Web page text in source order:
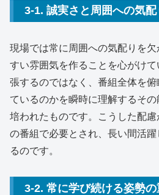
3-1. 誠実さと周囲への気配
現場では常に周囲への気配りを
すい雰囲気を作ることを心がけ
張するのではなく、番組全体を
ているのかを瞬時に理解するそ
培われたものです。こうした配慮
の番組で必要とされ、長い間活
るのです。
3-2. 常に学び続ける姿勢